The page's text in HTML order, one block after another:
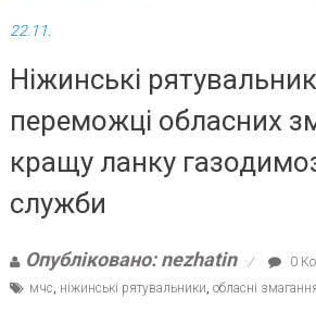
22.11.
Ніжинські
переможці обласних
кращу ланку
служби
Опубліковано: nezhatin
0
мчс, ніжинські рятувальники, обласні